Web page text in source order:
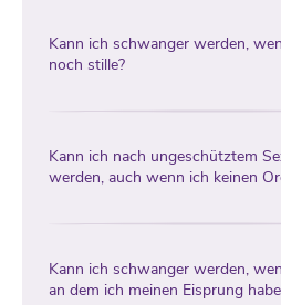
Kann ich schwanger werden,
noch stille?
Kann ich nach ungeschütztem
werden, auch wenn ich keinen
Kann ich schwanger werden,
an dem ich meinen Eisprung